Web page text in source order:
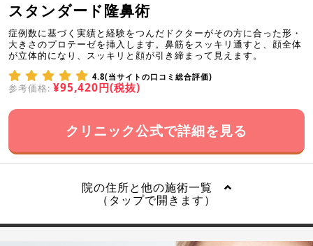
スタンダード隆鼻術
症例数に基づく実績と経験をつんだドクターがその方に合った形・
大きさのプロテーゼを挿入します。鼻筋をスッキリ通すと、顔全体
が立体的になり、スッキリと顔が引き締まって見えます。
4.8(当サイトの口コミ総合評価)
参考価格: ¥95,420円(税抜)
クリニック公式で詳細を見る
院の住所と他の施術一覧
（タップで開きます）